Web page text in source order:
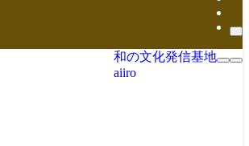
和の文化発信基地
aiiro